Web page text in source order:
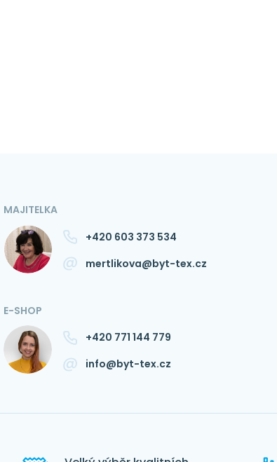
MAJITELKA
+420 603 373 534
mertlikova@byt-tex.cz
E-SHOP
+420 771 144 779
info@byt-tex.cz